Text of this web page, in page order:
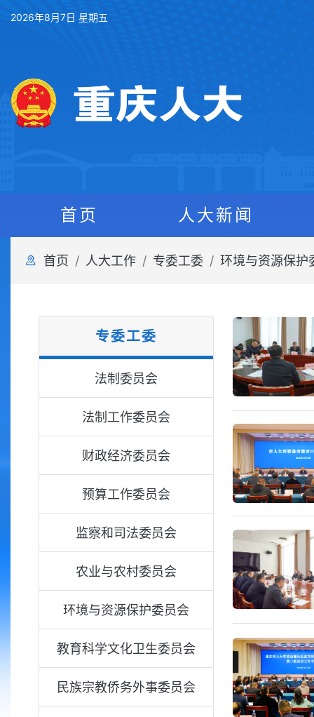
2026年8月7日 星期五
首页 人大新闻
首页 人大工作 专委工委 环境与资源保护
专委工委
法制委员会
法制工作委员会
财政经济委员会
预算工作委员会
监察和司法委员会
农业与农村委员会
环境与资源保护委员会
教育科学文化卫生委员会
民族宗教侨务外事委员会